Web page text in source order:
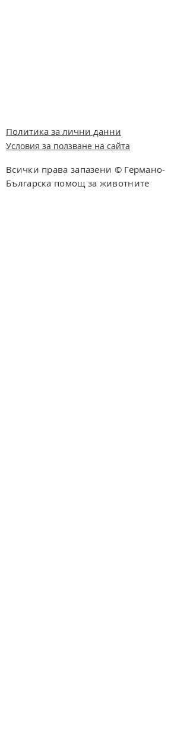
Политика за лични данни
Условия за ползване на сайта
Всички права запазени © Германо-
Българска помощ за животните